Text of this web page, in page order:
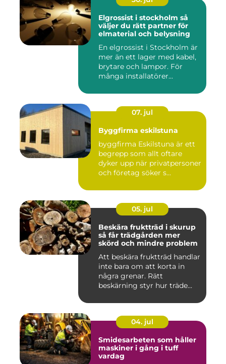
Elgrossist i stockholm så
väljer du rätt partner för
elmaterial och belysning
En elgrossist i Stockholm är
mer än ett lager med kabel,
brytare och lampor. För
många installatörer...
07. jul
Byggfirma eskilstuna
byggfirma Eskilstuna är ett
begrepp som allt oftare
dyker upp när privatpersoner
och företag söker s...
05. jul
Beskära fruktträd i skurup
så får trädgården mer
skörd och mindre problem
Att beskära fruktträd handlar
inte bara om att korta in
några grenar. Rätt
beskärning styr hur träde...
04. jul
Smidesarbeten som håller
maskiner i gång i tuff
vardag